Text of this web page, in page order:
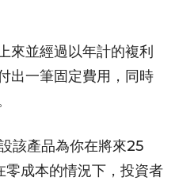
來並經過以年計的複利
出一筆固定費用，同時
該產品為你在將來25
成本的情況下，投資者